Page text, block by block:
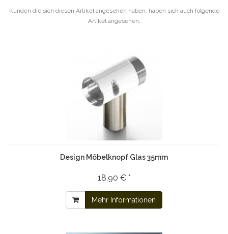
Kunden die sich diesen Artikel angesehen haben, haben sich auch folgende
Artikel angesehen.
Design Möbelknopf Glas 35mm
18,90 € *
Mehr Informationen